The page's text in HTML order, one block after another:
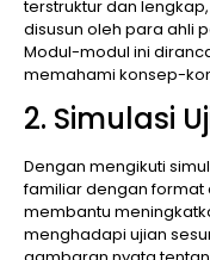
terstruktur dan
disusun oleh para ahli
Modul-modul ini
memahami konsep-
2. Simulasi
Dengan mengikuti
familiar dengan format
membantu
menghadapi ujian